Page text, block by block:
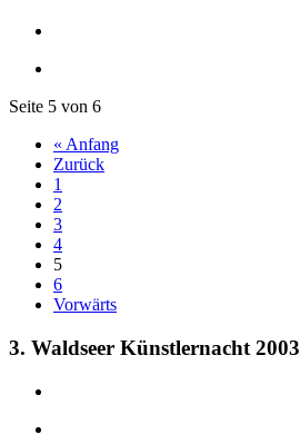
Seite 5 von 6
« Anfang
Zurück
1
2
3
4
5
6
Vorwärts
3. Waldseer Künstlernacht 2003